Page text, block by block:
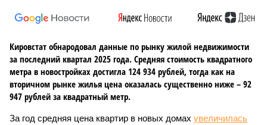
Кировстат обнародовал данные по рынку жилой недвижимости
за последний квартал 2025 года. Средняя стоимость квадратного
метра в новостройках достигла 124 934 рублей, тогда как на
вторичном рынке жилья цена оказалась существенно ниже – 92
947 рублей за квадратный метр.
За год средняя цена квартир в новых домах увеличилась